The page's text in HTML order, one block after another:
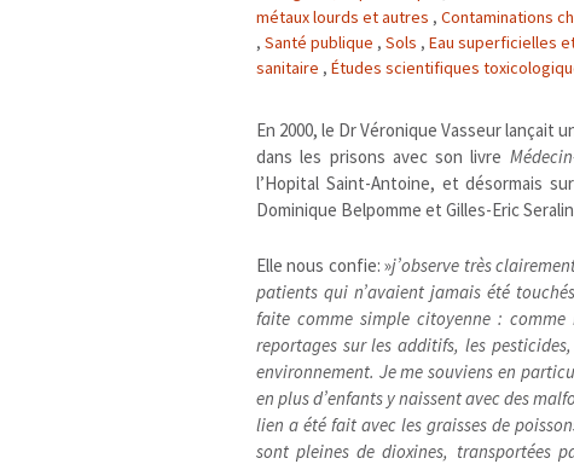
métaux lourds et autres , Contaminations
, Santé publique , Sols , Eau superficielles
sanitaire , Études scientifiques
En 2000, le Dr Véronique Vasseur lançait
dans les prisons avec son livre
l’Hopital Saint-Antoine, et désormais
Dominique Belpomme et Gilles-Eric
Elle nous confie: »j’observe très
patients qui n’avaient jamais été
faite comme simple citoyenne :
reportages sur les additifs, les
environnement. Je me souviens en
en plus d’enfants y naissent avec des
lien a été fait avec les graisses de
sont pleines de dioxines, transportées